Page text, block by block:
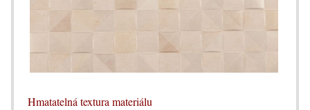
Hmatatelná textura materiálu